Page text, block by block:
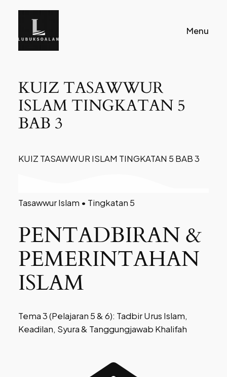
content
Menu
KUIZ TASAWWUR
ISLAM TINGKATAN 5
BAB 3
KUIZ TASAWWUR ISLAM TINGKATAN 5 BAB 3
Tasawwur Islam • Tingkatan 5
PENTADBIRAN &
PEMERINTAHAN
ISLAM
Tema 3 (Pelajaran 5 & 6): Tadbir Urus Islam,
Keadilan, Syura & Tanggungjawab Khalifah